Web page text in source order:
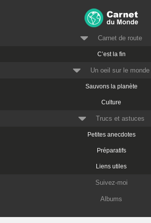
Carnet de route
C’est la fin
Un oeil sur le monde
Sauvons la planète
Culture
Trucs et astuces
Petites anecdotes
Préparatifs
Liens utiles
Suivez-moi
Albums